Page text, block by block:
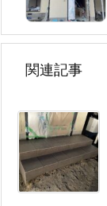
関連記事